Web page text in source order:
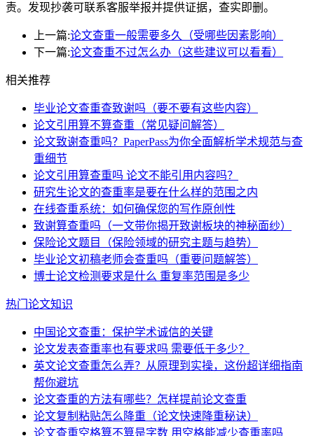
责。发现抄袭可联系客服举报并提供证据，查实即删。
上一篇:论文查重一般需要多久（受哪些因素影响）
下一篇:论文查重不过怎么办（这些建议可以看看）
相关推荐
毕业论文查重查致谢吗（要不要有这些内容）
论文引用算不算查重（常见疑问解答）
论文致谢查重吗？PaperPass为你全面解析学术规范与查
重细节
论文引用算查重吗 论文不能引用内容吗？
研究生论文的查重率是要在什么样的范围之内
在线查重系统：如何确保您的写作原创性
致谢算查重吗（一文带你揭开致谢板块的神秘面纱）
保险论文题目（保险领域的研究主题与趋势）
毕业论文初稿老师会查重吗（重要问题解答）
博士论文检测要求是什么 重复率范围是多少
热门论文知识
中国论文查重：保护学术诚信的关键
论文发表查重率也有要求吗 需要低于多少？
英文论文查重怎么弄？从原理到实操，这份超详细指南
帮你避坑
论文查重的方法有哪些？怎样提前论文查重
论文复制粘贴怎么降重（论文快速降重秘诀）
论文查重空格算不算是字数 用空格能减少查重率吗